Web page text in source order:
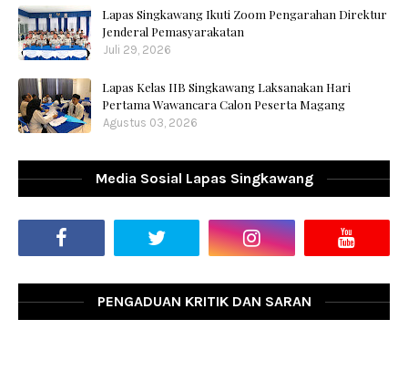
Lapas Singkawang Ikuti Zoom Pengarahan Direktur
Jenderal Pemasyarakatan
Juli 29, 2026
Lapas Kelas IIB Singkawang Laksanakan Hari
Pertama Wawancara Calon Peserta Magang
Agustus 03, 2026
Media Sosial Lapas Singkawang
PENGADUAN KRITIK DAN SARAN